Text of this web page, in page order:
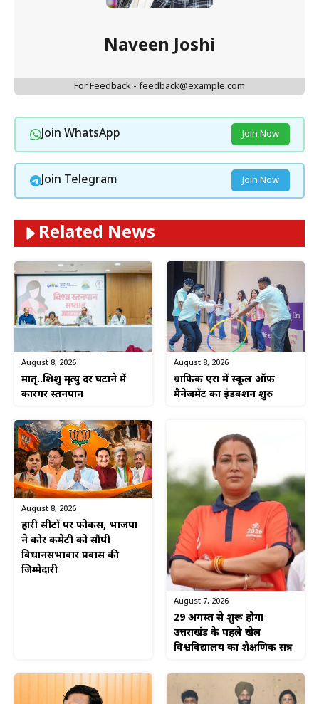
Naveen Joshi
For Feedback - feedback@example.com
Join WhatsApp Join Now
Join Telegram Join Now
Related News
August 8, 2026
मातृ..शिशु मृत्यु दर घटाने में
कारगर स्तनपान
August 8, 2026
ग्राफिक एरा में स्कूल ऑफ
मैनेजमेंट का इंडक्शन शुरु
August 8, 2026
हारी सीटों पर फोकस, भाजपा
ने कोर कमेटी को सौंपी
विधानसभावार प्रवास की
जिम्मेदारी
August 7, 2026
29 अगस्त से शुरू होगा
उत्तराखंड के पहले खेल
विश्वविद्यालय का शैक्षणिक सत्र